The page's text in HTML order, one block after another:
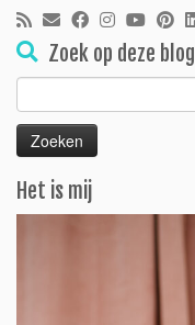
Zoek op deze blog
naar:
Het is mij